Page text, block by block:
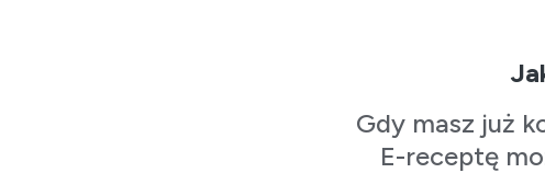
Gdy masz już
E-receptę